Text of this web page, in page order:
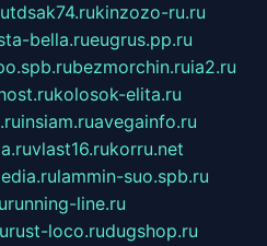
tdsak74.rukinzozo-ru.ru
bella.rueugrus.pp.ru
bezmorchin.ruia2.ru
kolosok-elita.ru
insiam.ruavegainfo.ru
vlast16.rukorru.net
lammin-suo.spb.ru
running-line.ru
rust-loco.rudugshop.ru